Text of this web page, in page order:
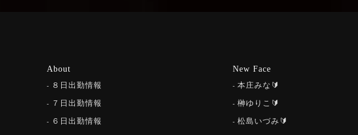
About
８日出勤情報
７日出勤情報
６日出勤情報
New Face
本庄みな🔰
榊ゆりこ🔰
松島いづみ🔰